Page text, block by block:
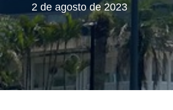
2 de agosto de 2023